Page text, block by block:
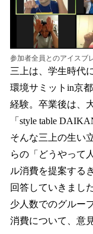
参加者全員とのアイスブ
三上は、学生時代
環境サミットin京
経験。卒業後は、
「style table
そんな三上の生い
らの「どうやって
ル消費を提案する
回答していきました
少人数でのグルー
消費について、意